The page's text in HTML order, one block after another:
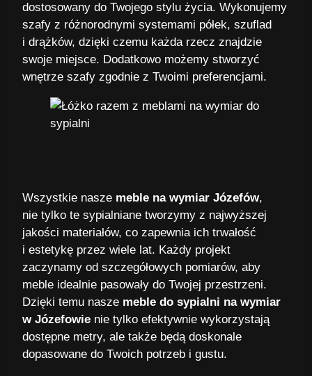
dostosowany do Twojego stylu życia. Wykonujemy
szafy z różnorodnymi systemami półek, szuflad
i drążków, dzięki czemu każda rzecz znajdzie
swoje miejsce. Dodatkowo możemy stworzyć
wnętrze szafy zgodnie z Twoimi preferencjami.
Wszystkie nasze meble na wymiar Józefów,
nie tylko te sypialniane tworzymy z najwyższej
jakości materiałów, co zapewnia ich trwałość
i estetykę przez wiele lat. Każdy projekt
zaczynamy od szczegółowych pomiarów, aby
meble idealnie pasowały do Twojej przestrzeni.
Dzięki temu nasze meble do sypialni na wymiar
w Józefowie nie tylko efektywnie wykorzystają
dostępne metry, ale także będą doskonale
dopasowane do Twoich potrzeb i gustu.